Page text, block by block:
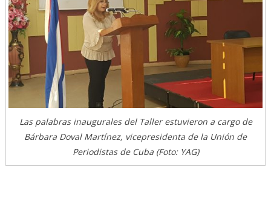
Las palabras inaugurales del Taller estuvieron a cargo de
Bárbara Doval Martínez, vicepresidenta de la Unión de
Periodistas de Cuba (Foto: YAG)